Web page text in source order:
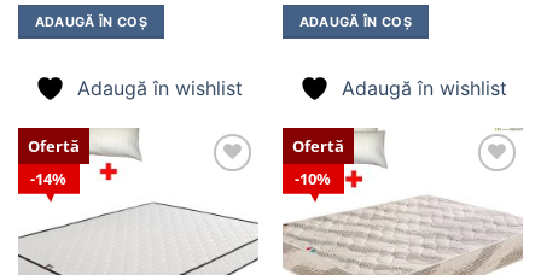
ADAUGĂ ÎN COȘ
Adaugă în wishlist
fost:
1.789,00 lei.
ADAUGĂ ÎN COȘ
Adaugă în wishlist
14%
Ofertă
wishlist
10%
Ofertă
în
wishlist